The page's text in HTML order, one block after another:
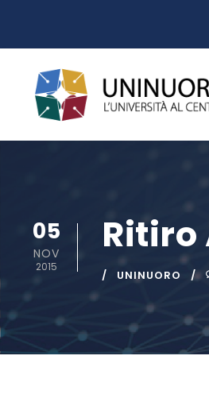
05
NOV
2015
UNINUORO